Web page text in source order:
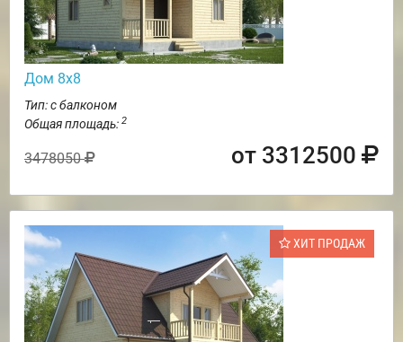
Дом 8х8
Тип: с балконом
Общая площадь: 2
3478050 от 3312500
ХИТ ПРОДАЖ